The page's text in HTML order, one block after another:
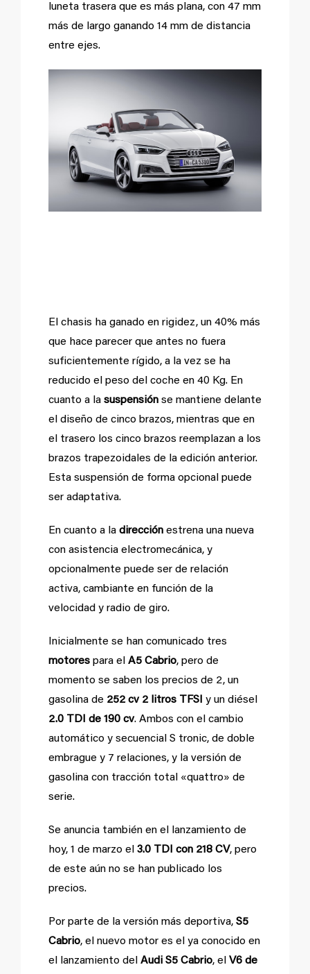
luneta trasera que es más plana, con 47 mm
más de largo ganando 14 mm de distancia
entre ejes.
El chasis ha ganado en rigidez, un 40% más
que hace parecer que antes no fuera
suficientemente rígido, a la vez se ha
reducido el peso del coche en 40 Kg. En
cuanto a la suspensión se mantiene delante
el diseño de cinco brazos, mientras que en
el trasero los cinco brazos reemplazan a los
brazos trapezoidales de la edición anterior.
Esta suspensión de forma opcional puede
ser adaptativa.
En cuanto a la dirección estrena una nueva
con asistencia electromecánica, y
opcionalmente puede ser de relación
activa, cambiante en función de la
velocidad y radio de giro.
Inicialmente se han comunicado tres
motores para el A5 Cabrio, pero de
momento se saben los precios de 2, un
gasolina de 252 cv 2 litros TFSI y un diésel
2.0 TDI de 190 cv. Ambos con el cambio
automático y secuencial S tronic, de doble
embrague y 7 relaciones, y la versión de
gasolina con tracción total «quattro» de
serie.
Se anuncia también en el lanzamiento de
hoy, 1 de marzo el 3.0 TDI con 218 CV, pero
de este aún no se han publicado los
precios.
Por parte de la versión más deportiva, S5
Cabrio, el nuevo motor es el ya conocido en
el lanzamiento del Audi S5 Cabrio, el V6 de